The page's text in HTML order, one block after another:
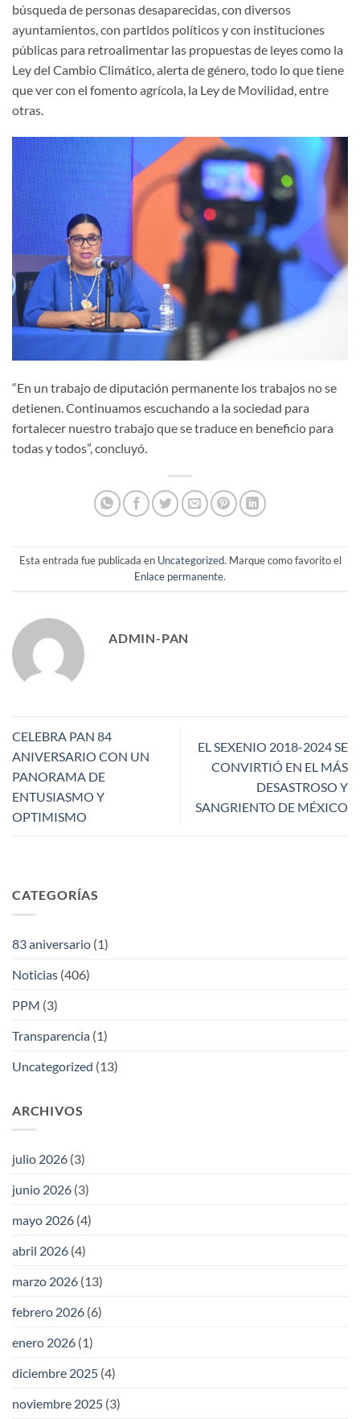
búsqueda de personas desaparecidas, con diversos
ayuntamientos, con partidos políticos y con instituciones
públicas para retroalimentar las propuestas de leyes como la
Ley del Cambio Climático, alerta de género, todo lo que tiene
que ver con el fomento agrícola, la Ley de Movilidad, entre
otras.
“En un trabajo de diputación permanente los trabajos no se
detienen. Continuamos escuchando a la sociedad para
fortalecer nuestro trabajo que se traduce en beneficio para
todas y todos”, concluyó.
Esta entrada fue publicada en Uncategorized. Marque como favorito el
Enlace permanente.
ADMIN-PAN
CELEBRA PAN 84
ANIVERSARIO CON UN
PANORAMA DE
ENTUSIASMO Y
OPTIMISMO
EL SEXENIO 2018-2024 SE
CONVIRTIÓ EN EL MÁS
DESASTROSO Y
SANGRIENTO DE MÉXICO
CATEGORÍAS
83 aniversario (1)
Noticias (406)
PPM (3)
Transparencia (1)
Uncategorized (13)
ARCHIVOS
julio 2026 (3)
junio 2026 (3)
mayo 2026 (4)
abril 2026 (4)
marzo 2026 (13)
febrero 2026 (6)
enero 2026 (1)
diciembre 2025 (4)
noviembre 2025 (3)